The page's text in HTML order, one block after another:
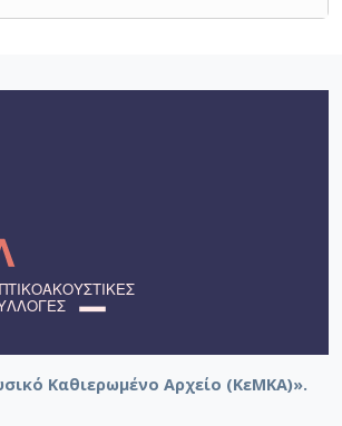
Καθιερωμένο Αρχείο (ΚεΜΚΑ)».